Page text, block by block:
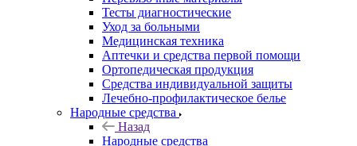
Тесты диагностические
Уход за больными
Медицинская техника
Аптечки и средства первой помощи
Ортопедическая продукция
Средства индивидуальной защиты
Лечебно-профилактическое белье
Народные средства
Назад
Народные средства